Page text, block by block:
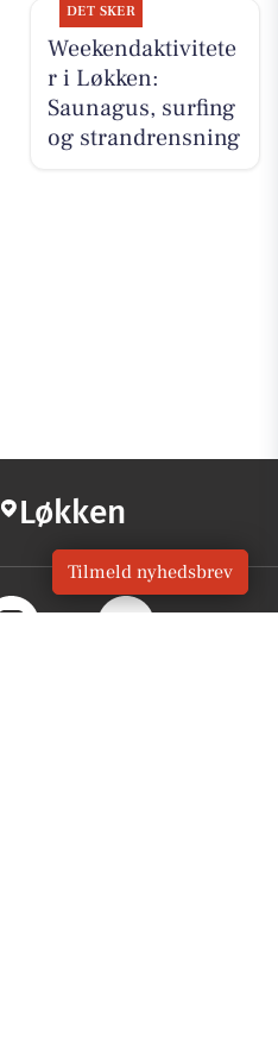
DET SKER
Weekendaktivitete
r i Løkken:
Saunagus, surfing
og strandrensning
Løkken
Tilmeld nyhedsbrev